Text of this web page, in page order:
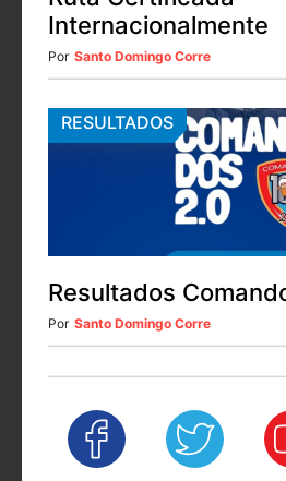
Internacionalmente
Por Santo Domingo Corre
RESULTADOS
Resultados
Por Santo Domingo Corre